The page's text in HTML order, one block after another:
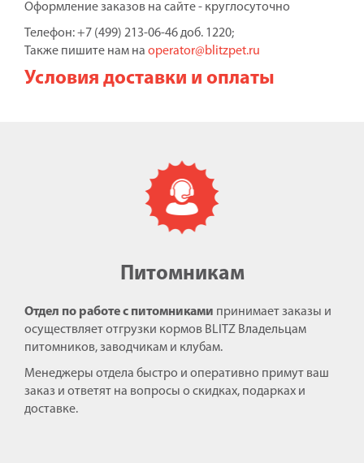
Оформление заказов на сайте - круглосуточно
Телефон: +7 (499) 213-06-46 доб. 1220;
Также пишите нам на operator@blitzpet.ru
Условия доставки и оплаты
Питомникам
Отдел по работе с питомниками принимает заказы и
осуществляет отгрузки кормов BLITZ Владельцам
питомников, заводчикам и клубам.
Менеджеры отдела быстро и оперативно примут ваш
заказ и ответят на вопросы о скидках, подарках и
доставке.